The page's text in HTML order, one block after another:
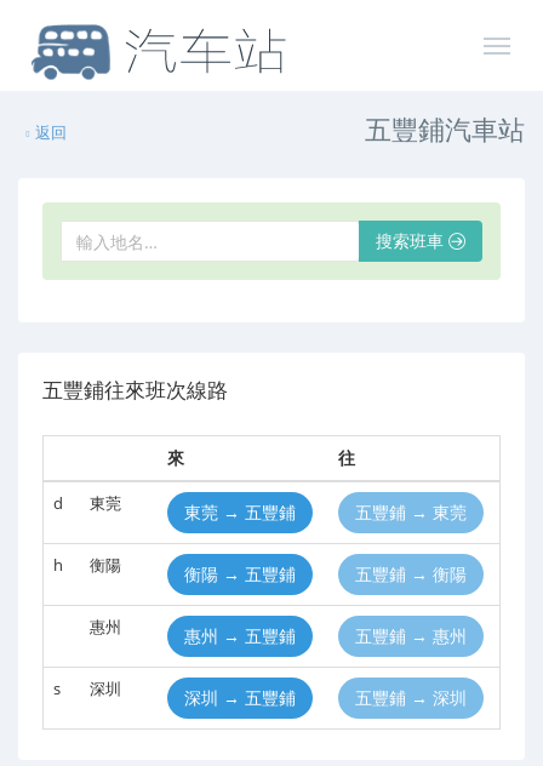
五豐鋪汽車站
返回
搜索班車
五豐鋪往來班次線路
來 往
d 東莞 東莞 → 五豐鋪 五豐鋪 → 東莞
h 衡陽 衡陽 → 五豐鋪 五豐鋪 → 衡陽
惠州 惠州 → 五豐鋪 五豐鋪 → 惠州
s 深圳 深圳 → 五豐鋪 五豐鋪 → 深圳